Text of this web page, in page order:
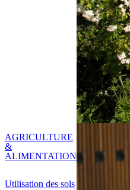
Utilisation des sols
AGRICULTURE
&
ALIMENTATION